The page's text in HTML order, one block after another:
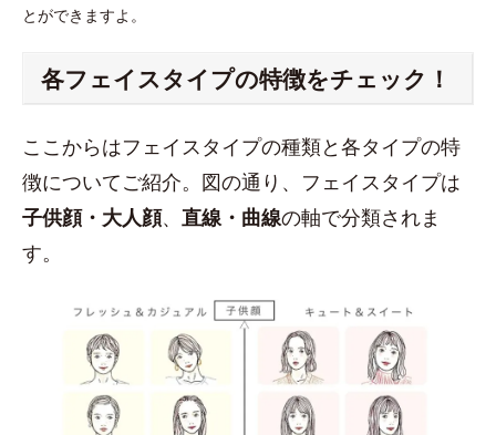
とができますよ。
各フェイスタイプの特徴をチェック！
ここからはフェイスタイプの種類と各タイプの特
徴についてご紹介。図の通り、フェイスタイプは
子供顔・大人顔、 直線・曲線の軸で分類されま
す。